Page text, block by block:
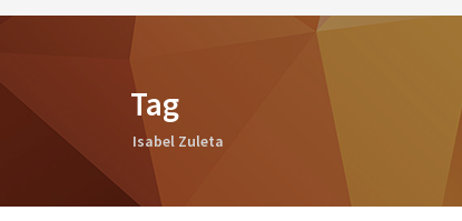
Tag
Isabel Zuleta